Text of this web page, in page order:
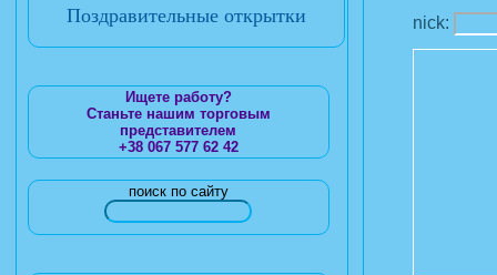
nick:
Поздравительные открытки
Ищете работу?
Станьте нашим торговым
представителем
+38 067 577 62 42
поиск по сайту